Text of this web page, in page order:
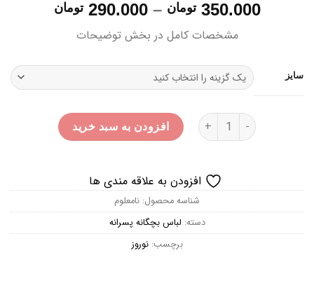
350.000 تومان –
290.000 تومان
350.000
مشخصات کامل در بخش توضیحات
سایز
تیشرت هاوایی پسرانه عدد
افزودن به سبد خرید
افزودن به علاقه مندی ها
شناسه محصول: نامعلوم
دسته: لباس بچگانه پسرانه
برچسب:نوروز